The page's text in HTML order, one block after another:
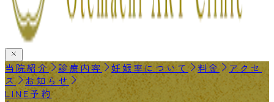
当院紹介 診療内容 妊娠率について 料金
アクセ
ス
お知らせ
LINE予約